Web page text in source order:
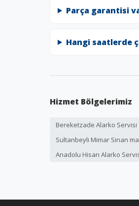
Parça garantisi
Hangi saatlerde
Hizmet Bölgelerimiz
Bereketzade Alarko Servisi
Sultanbeyli Mimar Sinan
Anadolu Hisarı Alarko